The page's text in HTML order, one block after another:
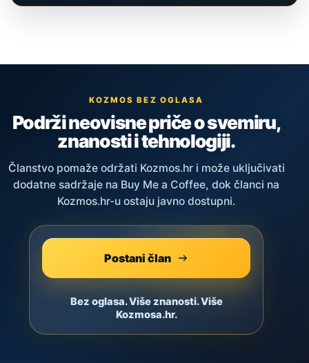
KOZMOS BEZ OGLASA
Podrži neovisne priče o svemiru,
znanosti i tehnologiji.
Članstvo pomaže održati Kozmos.hr i može uključivati
dodatne sadržaje na Buy Me a Coffee, dok članci na
Kozmos.hr-u ostaju javno dostupni.
Postani član
Bez oglasa. Više znanosti. Više
Kozmosa.hr.